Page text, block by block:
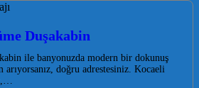
Duşakabin
ile banyonuzda modern bir dokunuş
doğru adrestesiniz. Kocaeli